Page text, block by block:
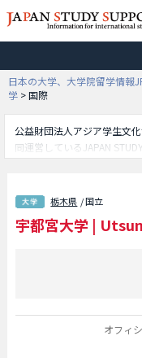
日本の大学、大学院留学情報
学 >国際
公益財団法人アジア学生文
同運営しているJAPAN
育学部や工学部や農学部や
等、学部別情報や、募集定
など外国人留学生に必要な
栃木県 / 国立
宇都宮大学 |
オフィ